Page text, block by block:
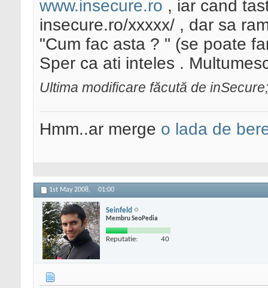
www.insecure.ro , iar cand
insecure.ro/xxxxx/ , dar sa
"Cum fac asta ? " (se poate
Sper ca ati inteles .
Ultima modificare făcută de
Hmm..ar merge o lada de
1st May 2008, 01:00
Seinfeld
Membru SeoPedia
Reputatie: 40